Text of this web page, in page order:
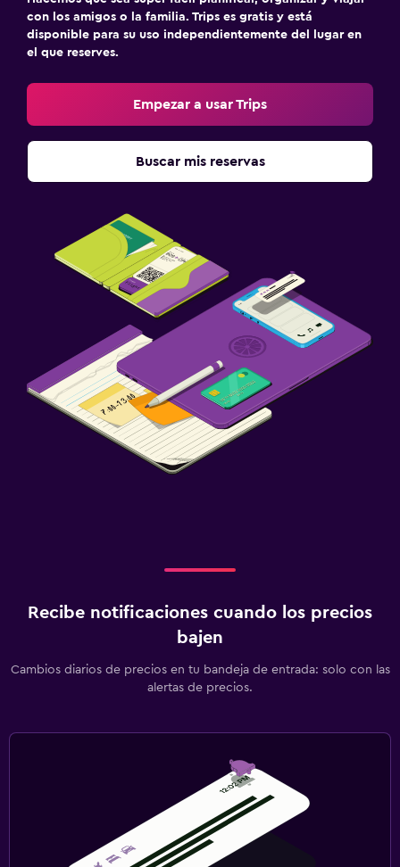
con los amigos o la familia. Trips es gratis y está
disponible para su uso independientemente del lugar en
el que reserves.
Empezar a usar Trips
Buscar mis reservas
Recibe notificaciones cuando los precios
bajen
Cambios diarios de precios en tu bandeja de entrada: solo con las
alertas de precios.